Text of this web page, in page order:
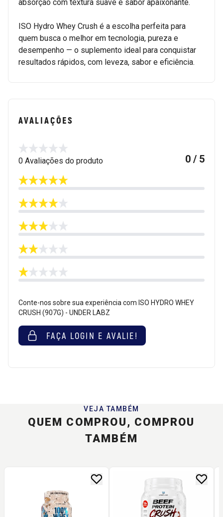
absorção com textura suave e sabor apaixonante.
ISO Hydro Whey Crush é a escolha perfeita para
quem busca o melhor em tecnologia, pureza e
desempenho — o suplemento ideal para conquistar
resultados rápidos, com leveza, sabor e eficiência.
AVALIAÇÕES
0 Avaliações do produto 0 / 5
Conte-nos sobre sua experiência com ISO HYDRO WHEY
CRUSH (907G) - UNDER LABZ
FAÇA LOGIN E AVALIE!
VEJA TAMBÉM
QUEM COMPROU, COMPROU
TAMBÉM